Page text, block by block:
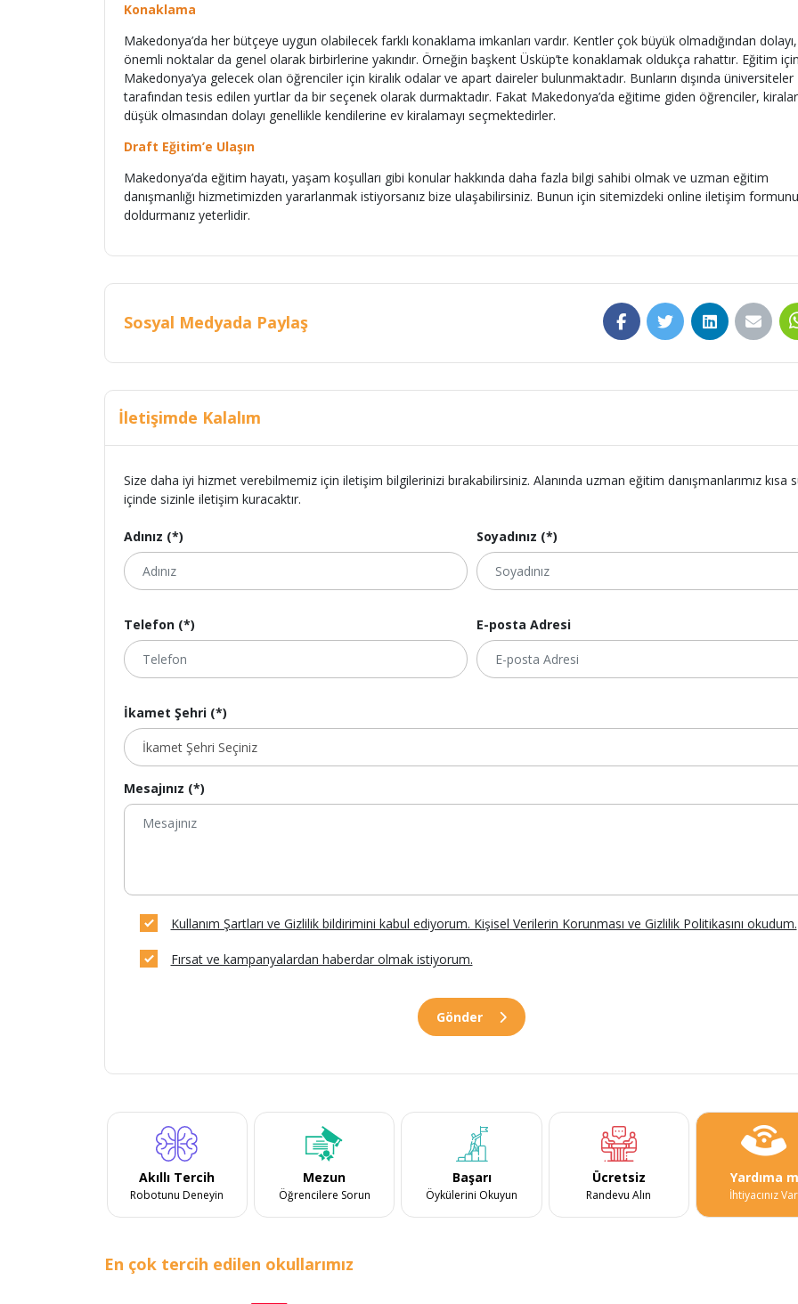
Konaklama
Makedonya’da her bütçeye uygun olabilecek farklı konaklama imkanları vardır. Kentler çok büyük olmadığından dolayı,
önemli noktalar da genel olarak birbirlerine yakındır. Örneğin başkent Üsküp’te konaklamak oldukça rahattır. Eğitim
Makedonya’ya gelecek olan öğrenciler için kiralık odalar ve apart daireler bulunmaktadır. Bunların dışında üniversiteler
tarafından tesis edilen yurtlar da bir seçenek olarak durmaktadır. Fakat Makedonya’da eğitime giden öğrenciler,
düşük olmasından dolayı genellikle kendilerine ev kiralamayı seçmektedirler.
Draft Eğitim’e Ulaşın
Makedonya’da eğitim hayatı, yaşam koşulları gibi konular hakkında daha fazla bilgi sahibi olmak ve uzman eğitim
danışmanlığı hizmetimizden yararlanmak istiyorsanız bize ulaşabilirsiniz. Bunun için sitemizdeki online iletişim formunu
doldurmanız yeterlidir.
Sosyal Medyada Paylaş
İletişimde Kalalım
Size daha iyi hizmet verebilmemiz için iletişim bilgilerinizi bırakabilirsiniz. Alanında uzman eğitim danışmanlarımız kısa
içinde sizinle iletişim kuracaktır.
Adınız (*) Soyadınız (*)
Telefon (*) E-posta Adresi
İkamet Şehri (*)
Mesajınız (*)
Kullanım Şartları ve Gizlilik bildirimini kabul ediyorum. Kişisel Verilerin Korunması ve Gizlilik Politikasını okudum.
Fırsat ve kampanyalardan haberdar olmak istiyorum.
Gönder
Akıllı Tercih
Robotunu Deneyin
Mezun
Öğrencilere Sorun
Başarı
Öykülerini Okuyun
Ücretsiz
Randevu Alın
Yardıma
İhtiyacınız
En çok tercih edilen okullarımız